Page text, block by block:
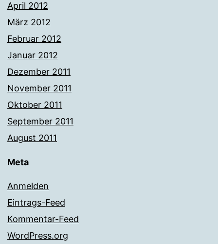
April 2012
März 2012
Februar 2012
Januar 2012
Dezember 2011
November 2011
Oktober 2011
September 2011
August 2011
Meta
Anmelden
Eintrags-Feed
Kommentar-Feed
WordPress.org